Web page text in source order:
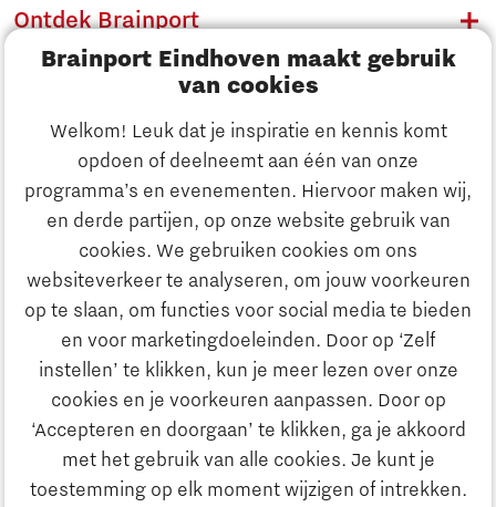
Brainport Eindhoven maakt gebruik
van cookies
Welkom! Leuk dat je inspiratie en kennis komt
opdoen of deelneemt aan één van onze
programma’s en evenementen. Hiervoor maken wij,
en derde partijen, op onze website gebruik van
cookies. We gebruiken cookies om ons
websiteverkeer te analyseren, om jouw voorkeuren
op te slaan, om functies voor social media te bieden
en voor marketingdoeleinden. Door op ‘Zelf
instellen’ te klikken, kun je meer lezen over onze
cookies en je voorkeuren aanpassen. Door op
‘Accepteren en doorgaan’ te klikken, ga je akkoord
met het gebruik van alle cookies. Je kunt je
toestemming op elk moment wijzigen of intrekken.
Ontdek Brainport
Innovatie
Ondernemen
Onderwijs
Ontdek Brainport
Innovatie
Ondernemen
Onderwijs
Maatschappelijk
Strategie & Organisatie
Zoeken
Contact
Naar internationale website